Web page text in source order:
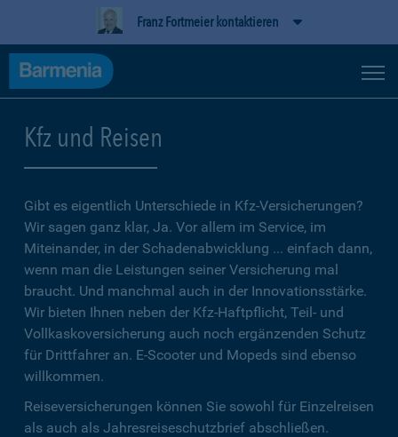
Franz Fortmeier kontaktieren
Kfz und Reisen
Gibt es eigentlich Unterschiede in Kfz-Versicherungen?
Wir sagen ganz klar, Ja. Vor allem im Service, im
Miteinander, in der Schadenabwicklung ... einfach dann,
wenn man die Leistungen seiner Versicherung mal
braucht. Und manchmal auch in der Innovationsstärke.
Wir bieten Ihnen neben der Kfz-Haftpflicht, Teil- und
Vollkaskoversicherung auch noch ergänzenden Schutz
für Drittfahrer an. E-Scooter und Mopeds sind ebenso
willkommen.
Reiseversicherungen können Sie sowohl für Einzelreisen
als auch als Jahresreiseschutzbrief abschließen.